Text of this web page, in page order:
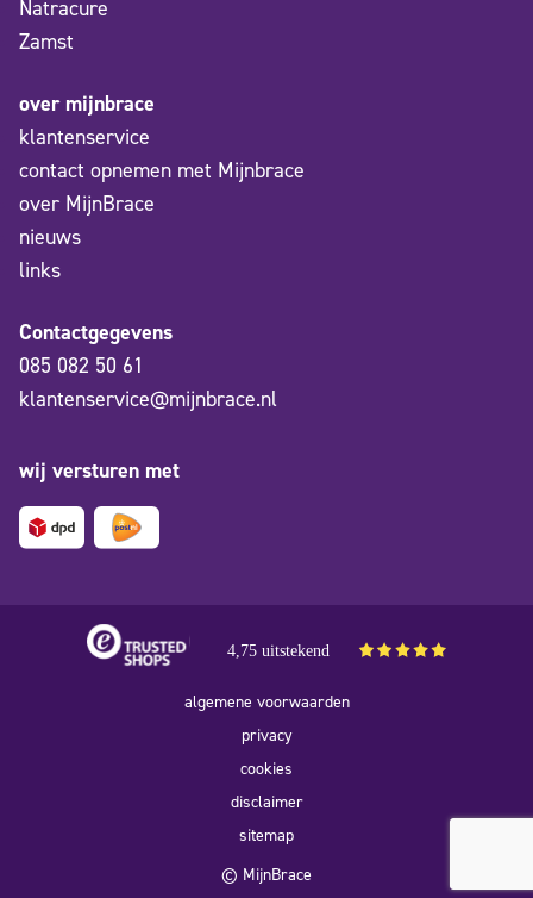
Natracure
Zamst
over mijnbrace
klantenservice
contact opnemen met Mijnbrace
over MijnBrace
nieuws
links
Contactgegevens
085 082 50 61
klantenservice@mijnbrace.nl
wij versturen met
4,75 uitstekend
algemene voorwaarden
privacy
cookies
disclaimer
sitemap
© MijnBrace